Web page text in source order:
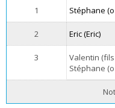
1 Stéphane
2 Eric (Eric)
3
Valentin
Stéphane